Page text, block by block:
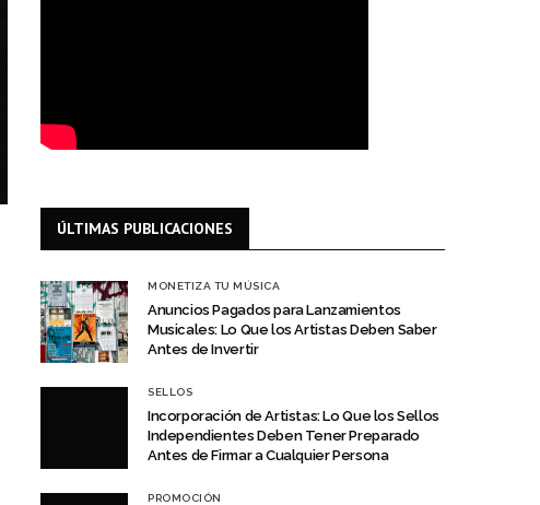
ÚLTIMAS PUBLICACIONES
MONETIZA TU MÚSICA
Anuncios Pagados para Lanzamientos
Musicales: Lo Que los Artistas Deben Saber
Antes de Invertir
SELLOS
Incorporación de Artistas: Lo Que los Sellos
Independientes Deben Tener Preparado
Antes de Firmar a Cualquier Persona
PROMOCIÓN